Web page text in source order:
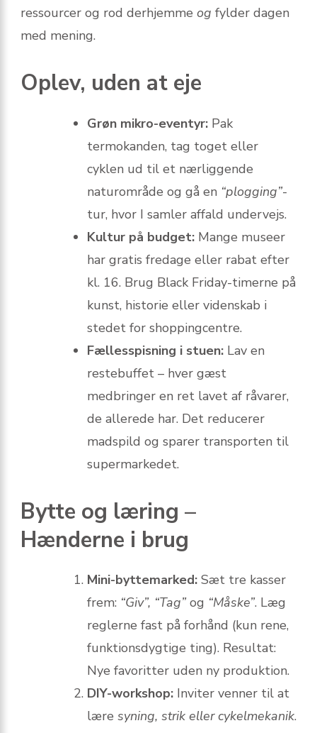
ressourcer og rod derhjemme og fylder dagen
med mening.
Oplev, uden at eje
Grøn mikro-eventyr: Pak
termokanden, tag toget eller
cyklen ud til et nærliggende
naturområde og gå en “plogging”-
tur, hvor I samler affald undervejs.
Kultur på budget: Mange museer
har gratis fredage eller rabat efter
kl. 16. Brug Black Friday-timerne på
kunst, historie eller videnskab i
stedet for shoppingcentre.
Fællesspisning i stuen: Lav en
reste­buffet – hver gæst
medbringer en ret lavet af råvarer,
de allerede har. Det reducerer
madspild og sparer transporten til
supermarkedet.
Bytte og læring –
Hænderne i brug
Mini-byttemarked: Sæt tre kasser
frem: “Giv”, “Tag”og “Måske”. Læg
reglerne fast på forhånd (kun rene,
funktionsdygtige ting). Resultat:
Nye favoritter uden ny produktion.
DIY-workshop: Inviter venner til at
lære syning, strik eller cykelmekanik.